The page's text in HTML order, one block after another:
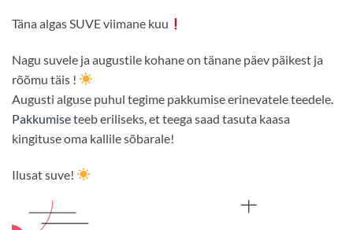
Täna algas SUVE viimane kuu
Nagu suvele ja augustile kohane on tänane päev päikest ja
rõõmu täis !
Augusti alguse puhul tegime pakkumise erinevatele teedele.
Pakkumiseteeb eriliseks, et teega saad tasuta kaasa
kingituse oma kallile sõbarale!
Ilusat suve!